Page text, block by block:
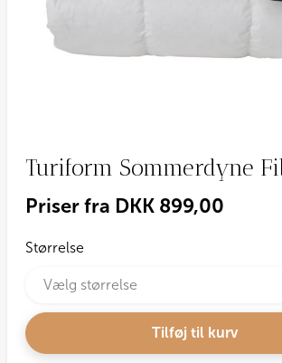
Turiform Sommerdyne
Priser fra DKK 899,00
Størrelse
Tilføj til kurv